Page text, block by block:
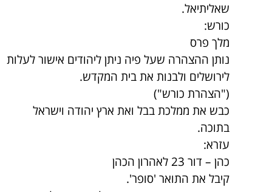
שאליתיאל.
כורש:
מלך פרס
נותן ההצהרה שעל פיה ניתן ליהודים אישור לעלות
לירושלים ולבנות את בית המקדש.
("הצהרת כורש")
כבש את ממלכת בבל ואת ארץ יהודה וישראל
בתוכה.
עזרא:
כהן – דור 23 לאהרון הכהן
קיבל את התואר 'סופר'.